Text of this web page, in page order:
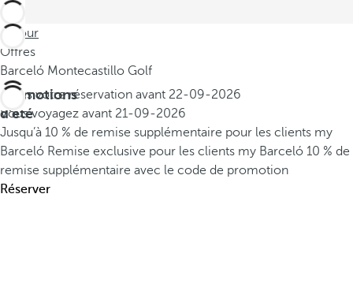
Retour
Offres
Barceló Montecastillo Golf
Promotions
d'été
Faites votre réservation avant 22-09-2026
Vous voyagez avant 21-09-2026
Jusqu’à 10 % de remise supplémentaire pour les clients my
Barceló Remise exclusive pour les clients my Barceló 10 % de
remise supplémentaire avec le code de promotion
Réserver